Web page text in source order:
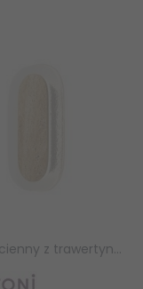
Kinkiet ścienny z trawertynu designerski nowoczesny dekoracyjny Maytoni Tavo MOD453WL-L13BGK